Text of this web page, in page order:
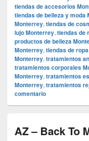
tiendas de accesorios
tiendas de belleza y moda
Monterrey, tiendas de
lujo Monterrey, tiendas de
productos de belleza
Monterrey, tiendas de
Monterrey, tratamientos
tratamientos corporales
Monterrey, tratamientos
Monterrey, tratamientos
comentario
AZ – Back To